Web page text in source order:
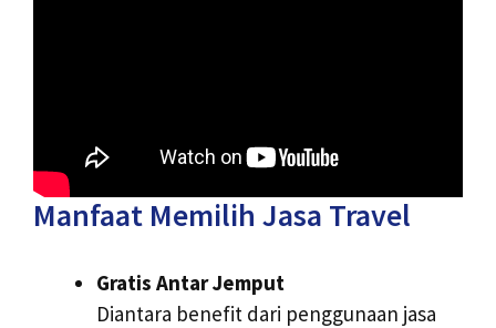
Manfaat Memilih Jasa Travel
Gratis Antar Jemput
Diantara benefit dari penggunaan jasa